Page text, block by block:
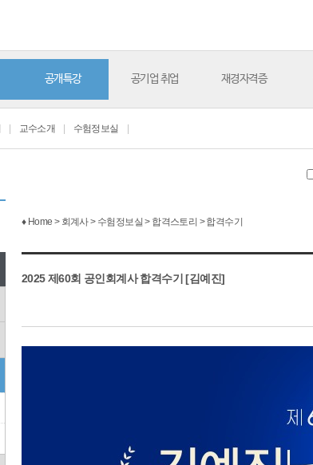
공개특강 공기업 취업 재경자격증
교수소개 수험정보실
♦ Home > 회계사 > 수험정보실 > 합격스토리 > 합격수기
2025 제60회 공인회계사 합격수기 [김예진]